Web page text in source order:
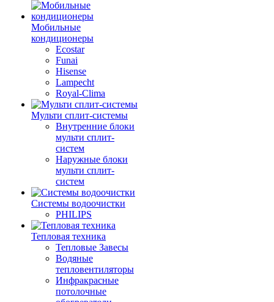
Мобильные
кондиционеры
Ecostar
Funai
Hisense
Lampecht
Royal-Clima
Мульти сплит-системы
Внутренние блоки
мульти сплит-
систем
Наружные блоки
мульти сплит-
систем
Системы водоочистки
PHILIPS
Тепловая техника
Тепловые Завесы
Водяные
тепловентиляторы
Инфракрасные
потолочные